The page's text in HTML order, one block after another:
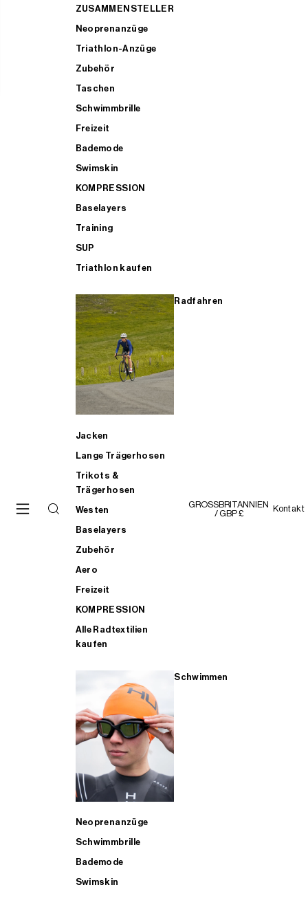
ZUSAMMENSTELLER
Neoprenanzüge
Triathlon-Anzüge
Zubehör
Taschen
Schwimmbrille
Freizeit
Bademode
Swimskin
KOMPRESSION
Baselayers
Training
SUP
Triathlon kaufen
Radfahren
Jacken
Lange Trägerhosen
Trikots &
Trägerhosen
Westen
Baselayers
Zubehör
Aero
Freizeit
KOMPRESSION
Alle Radtextilien
kaufen
Schwimmen
Neoprenanzüge
Schwimmbrille
Bademode
Swimskin
GROSSBRITANNIEN
/ GBP £
Kontakt